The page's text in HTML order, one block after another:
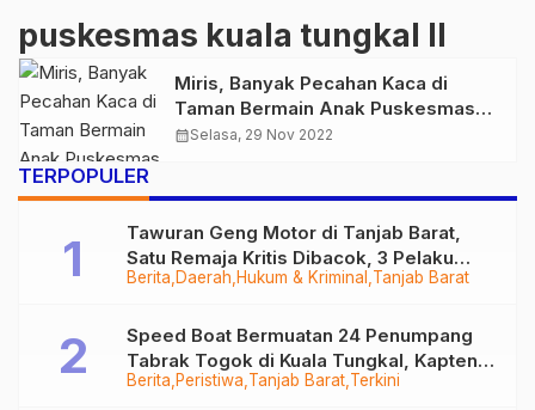
puskesmas kuala tungkal II
Miris, Banyak Pecahan Kaca di
Taman Bermain Anak Puskesmas
Kuala Tungkal II
calendar_monthSelasa, 29 Nov 2022
TERPOPULER
Berita Daerah Hukum & Kriminal Tanjab Barat
Tawuran Geng Motor di Tanjab Barat,
Satu Remaja Kritis Dibacok, 3 Pelaku
Ditangkap
Berita Peristiwa Tanjab Barat Terkini
Speed Boat Bermuatan 24 Penumpang
Tabrak Togok di Kuala Tungkal, Kapten
Sempat Hilang